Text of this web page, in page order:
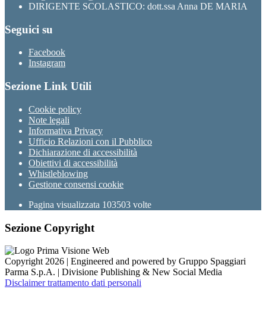
DIRIGENTE SCOLASTICO: dott.ssa Anna DE MARIA
Seguici su
Facebook
Instagram
Sezione Link Utili
Cookie policy
Note legali
Informativa Privacy
Ufficio Relazioni con il Pubblico
Dichiarazione di accessibilità
Obiettivi di accessibilità
Whistleblowing
Gestione consensi cookie
Pagina visualizzata 103503 volte
Sezione Copyright
Copyright 2026 | Engineered and powered by Gruppo Spaggiari
Parma S.p.A. | Divisione Publishing & New Social Media
Disclaimer trattamento dati personali